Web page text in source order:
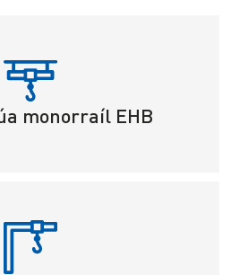
monorraíl EHB